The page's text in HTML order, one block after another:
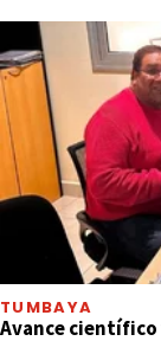
TUMBAYA
Avance